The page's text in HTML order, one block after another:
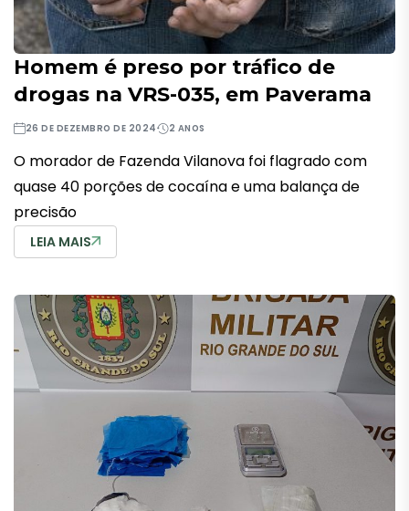
Homem é preso por tráfico de
drogas na VRS-035, em Paverama
26 DE DEZEMBRO DE 2024 2 ANOS
O morador de Fazenda Vilanova foi flagrado com
quase 40 porções de cocaína e uma balança de
precisão
LEIA MAIS